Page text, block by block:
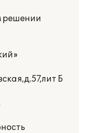
решении
Б